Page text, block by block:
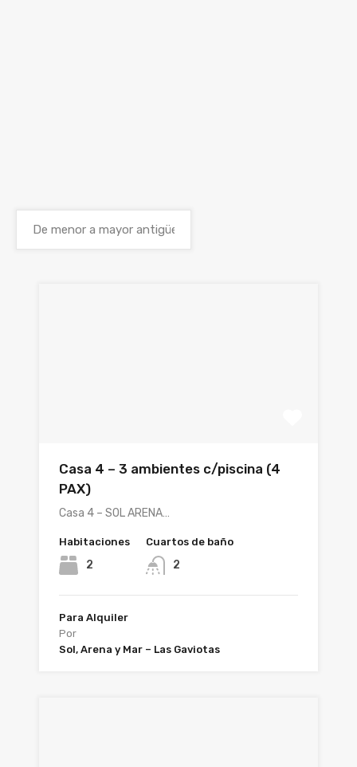
Casa 4 – 3 ambientes c/piscina (4
PAX)
Casa 4 – SOL ARENA…
Habitaciones
2
Cuartos de baño
2
Para Alquiler
Por
Sol, Arena y Mar – Las Gaviotas